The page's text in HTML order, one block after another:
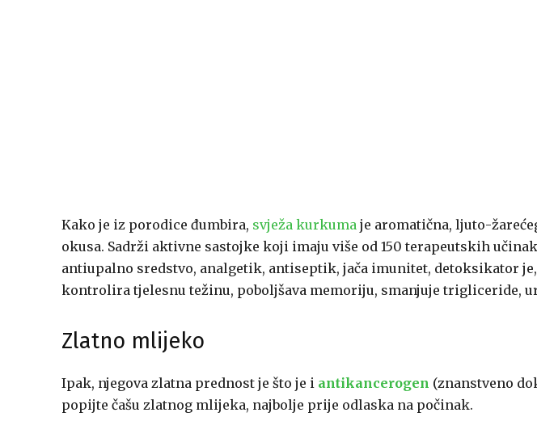
Kako je iz porodice đumbira, svježa kurkuma je aromatična, ljuto-
okusa. Sadrži aktivne sastojke koji imaju više od 150 terapeutskih
antiupalno sredstvo, analgetik, antiseptik, jača imunitet, detoksikator
kontrolira tjelesnu težinu, poboljšava memoriju, smanjuje trigliceride,
Zlatno mlijeko
Ipak, njegova zlatna prednost je što je i antikancerogen (znanstveno
popijte čašu zlatnog mlijeka, najbolje prije odlaska na počinak.